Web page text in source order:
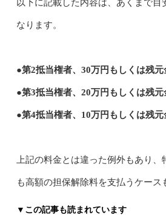
以下に記載した内容は、あくまで目
なります。
●第2抵当権者、30万円もしくは残
●第3抵当権者、20万円もしくは残
●第4抵当権者、10万円もしくは残
上記の料金とは違った例外もあり、
も高額の担保解除料を支払うケース
▼この記事も読まれています